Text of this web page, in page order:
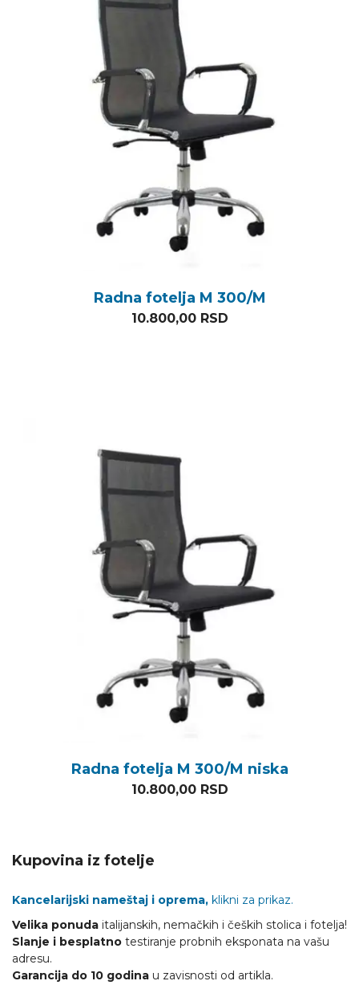
Radna fotelja M 300/M
10.800,00 RSD
Radna fotelja M 300/M niska
10.800,00 RSD
Kupovina iz fotelje
Kancelarijski nameštaj i oprema, klikni za prikaz.
Velika ponuda italijanskih, nemačkih i čeških stolica i fotelja!
Slanje i besplatno testiranje probnih eksponata na vašu
adresu.
Garancija do 10 godina u zavisnosti od artikla.